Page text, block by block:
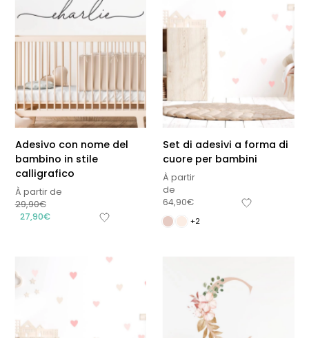
Adesivo con nome del
bambino in stile
calligrafico
À partir de
29,90€
27,90€
Set di adesivi a forma di
cuore per bambini
À partir
de
64,90€
+2